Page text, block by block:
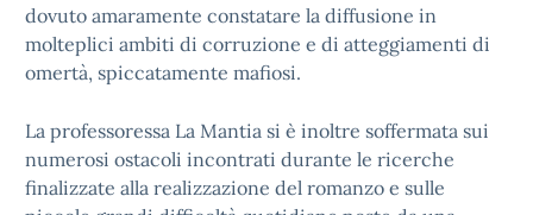
dovuto amaramente constatare la diffusione in
molteplici ambiti di corruzione e di atteggiamenti di
omertà, spiccatamente mafiosi.
La professoressa La Mantia si è inoltre soffermata sui
numerosi ostacoli incontrati durante le ricerche
finalizzate alla realizzazione del romanzo e sulle